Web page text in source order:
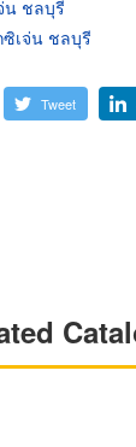
น ชลบุรี
ซิเจ่น ชลบุรี
Tweet